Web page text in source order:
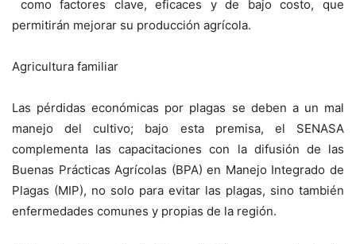
como factores clave, eficaces y de bajo costo, que
permitirán mejorar su producción agrícola.
Agricultura familiar
Las pérdidas económicas por plagas se deben a un mal
manejo del cultivo; bajo esta premisa, el SENASA
complementa las capacitaciones con la difusión de las
Buenas Prácticas Agrícolas (BPA) en Manejo Integrado de
Plagas (MIP), no solo para evitar las plagas, sino también
enfermedades comunes y propias de la región.